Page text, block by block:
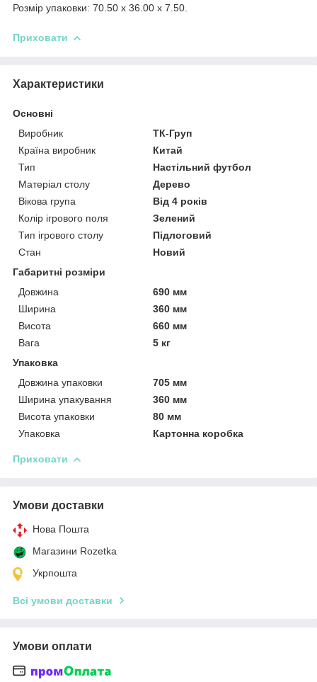
Розмір упаковки: 70.50 x 36.00 x 7.50.
Приховати
Характеристики
Основні
Виробник
ТК-Груп
Країна виробник
Китай
Тип
Настільний футбол
Матеріал столу
Дерево
Вікова група
Від 4 років
Колір ігрового поля
Зелений
Тип ігрового столу
Підлоговий
Стан
Новий
Габаритні розміри
Довжина
690 мм
Ширина
360 мм
Висота
660 мм
Вага
5 кг
Упаковка
Довжина упаковки
705 мм
Ширина упакування
360 мм
Висота упаковки
80 мм
Упаковка
Картонна коробка
Приховати
Умови доставки
Нова Пошта
Магазини Rozetka
Укрпошта
Всі умови доставки
Умови оплати